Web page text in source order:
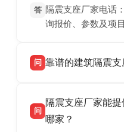
答 隔震支座厂家电话
询报价、参数及项
问 靠谱的建筑隔震支
震支座厂家，专业
HDR 高阻尼、FPS
问
隔震支座厂家能
哪家？